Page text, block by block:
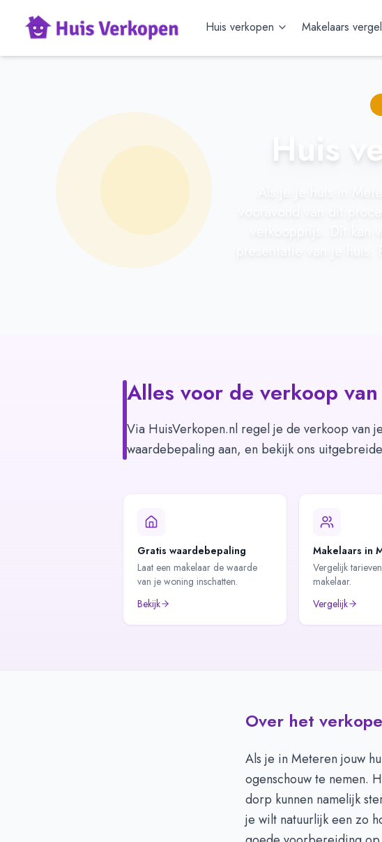
Huis verkopen Makelaars
Huis
Alles voor de verkoop
Via HuisVerkopen.nl regel je de verkoop van
waardebepaling aan, en bekijk ons
Gratis waardebepaling
Laat een makelaar de waarde
van je woning inschatten.
Bekijk
Makelaars in
Vergelijk
makelaar.
Vergelijk
Over het
Als je in Meteren jouw
ogenschouw te nemen.
dorp kunnen namelijk
je wilt natuurlijk een zo